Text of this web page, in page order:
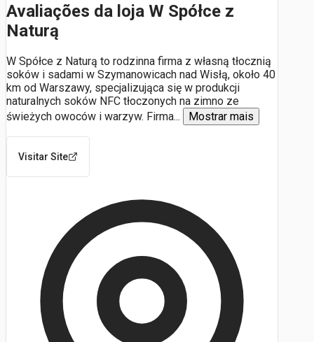
Avaliações da loja W Spółce z
Naturą
W Spółce z Naturą to rodzinna firma z własną tłocznią
soków i sadami w Szymanowicach nad Wisłą, około 40
km od Warszawy, specjalizująca się w produkcji
naturalnych soków NFC tłoczonych na zimno ze
świeżych owoców i warzyw. Firma... Mostrar mais
Visitar Site